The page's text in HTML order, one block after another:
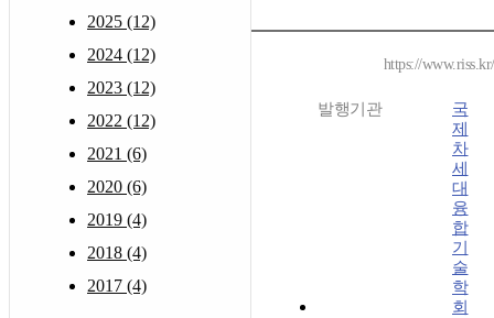
2025 (12)
2024 (12)
2023 (12)
2022 (12)
2021 (6)
2020 (6)
2019 (4)
2018 (4)
2017 (4)
https://
발행기관
국
제
차
세
대
융
합
기
술
학
회